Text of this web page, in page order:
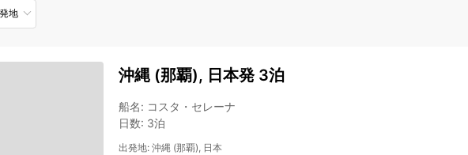
地
沖縄 (那覇), 日本発 3泊
船名: コスタ・セレーナ
日数: 3泊
出発地: 沖縄 (那覇), 日本